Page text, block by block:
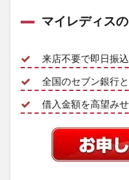
マイレディス
来店不要で即日振込
全国のセブン銀行と
借入金額を高望みせ